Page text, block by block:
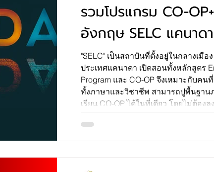
รวมโปรแกรม CO-
อังกฤษ SELC แคนาด
"SELC" เป็นสถาบันที่ตั้งอยู่ในกลางเมือ
ประเทศแคนาดา เปิดสอนทั้งหลักสูตร
Program และ CO-OP จึงเหมาะกับคน
ทั้งภาษาและวิชาชีพ สามารถปูพื้นฐาน
เรียน CO-OP ได้ในที่เดียว โดยไม่ต้องล
สถาบัน ภายในและนอกโรงเรียนบรรยากาศดีมาก ตึก
เรียนผสมผสานทั้งเก่าและใหม่ ได้กลิ่น